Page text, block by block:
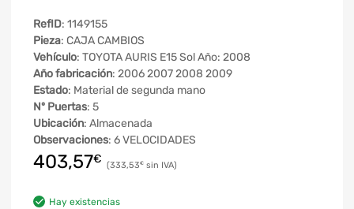
RefID: 1149155
Pieza: CAJA CAMBIOS
Vehículo: TOYOTA AURIS E15 Sol Año: 2008
Año fabricación: 2006 2007 2008 2009
Estado: Material de segunda mano
Nº Puertas: 5
Ubicación: Almacenada
Observaciones: 6 VELOCIDADES
403,57€ 333,53€
Hay existencias